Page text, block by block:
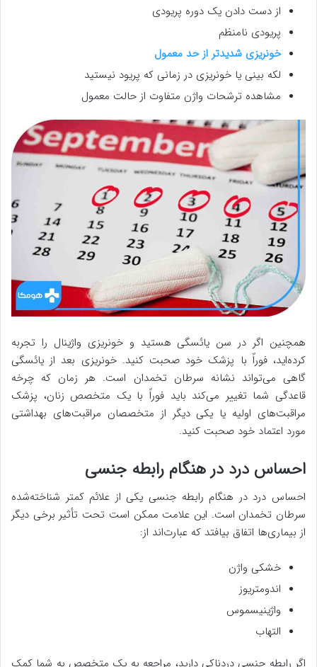
از دست دادن یک دوره پریودی
پریودی نامنظم
خونریزی شدیدتر از حد معمول
لکه بینی یا خونریزی در زمانی که پریود نیستید
مشاهده ترشحات واژن متفاوت از حالت معمول
همچنین اگر در سن یائسگی هستید و خونریزی واژینال را تجربه
کرده‌اید، فوراً با پزشک خود صحبت کنید. خونریزی بعد از یائسگی
گاهی می‌تواند نشانه سرطان تخمدان است. هر زمان که چرخه
قاعدگی شما تغییر می‌کند باید فوراً با یک متخصص زنان، پزشک
مراقبت‌های اولیه یا یکی دیگر از متخصصان مراقبت‌های بهداشتی
مورد اعتماد خود صحبت کنید.
احساس درد در هنگام رابطه جنسی
احساس درد در هنگام رابطه جنسی یکی از علائم کمتر شناخته‌شده
سرطان تخمدان است. این علامت ممکن است تحت تأثیر برخی دیگر
از بیماری‌ها اتفاق بیافتد که عبارت‌اند از:
خشکی واژن
اندومتریوز
واژینیسموس
التهاب
اگر رابطه جنسی دردناکی دارید، مراجعه به یک متخصص به شما کمک